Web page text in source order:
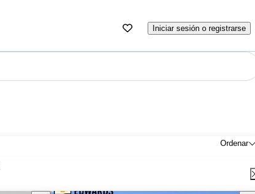
Iniciar sesión o registrarse
Ordenar